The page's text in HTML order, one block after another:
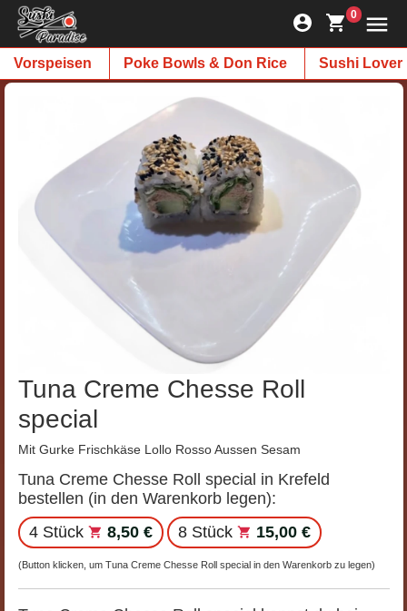
0
Vorspeisen Poke Bowls & Don Rice Sushi Lover
Tuna Creme Chesse Roll
special
Mit Gurke Frischkäse Lollo Rosso Aussen Sesam
Tuna Creme Chesse Roll special in Krefeld
bestellen (in den Warenkorb legen):
4 Stück
8,50 € 8 Stück 15,00 €
(Button klicken, um Tuna Creme Chesse Roll special in den Warenkorb zu legen)